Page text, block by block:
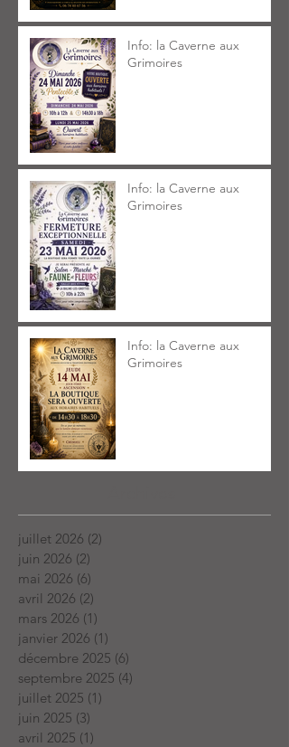
Info: la Caverne aux
Grimoires
Info: la Caverne aux
Grimoires
Info: la Caverne aux
Grimoires
juillet 2026 (2)
juin 2026 (2)
mai 2026 (6)
avril 2026 (2)
mars 2026 (1)
janvier 2026 (1)
décembre 2025 (6)
septembre 2025 (4)
juillet 2025 (1)
juin 2025 (3)
avril 2025 (1)